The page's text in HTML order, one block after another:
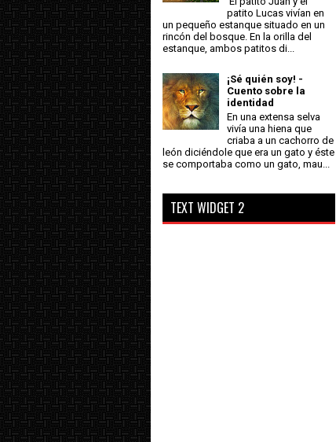
patito Lucas vivían en
un pequeño estanque situado en un
rincón del bosque. En la orilla del
estanque, ambos patitos di...
¡Sé quién soy! -
Cuento sobre la
identidad
En una extensa selva
vivía una hiena que
criaba a un cachorro de
león diciéndole que era un gato y éste
se comportaba como un gato, mau...
TEXT WIDGET 2